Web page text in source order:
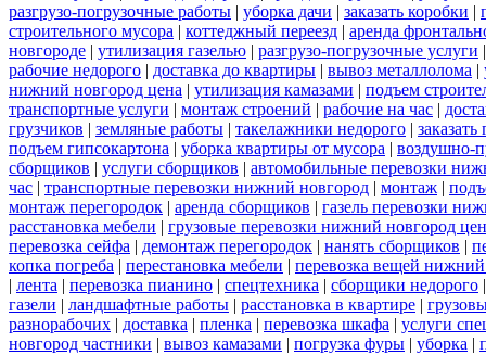
разгрузо-погрузочные работы | уборка дачи | заказать коробки |
строительного мусора | коттеджный переезд | аренда
новгороде | утилизация газелью | разгрузо-погрузочные услуги
рабочие недорого | доставка до квартиры | вывоз металлолома |
нижний новгород цена | утилизация камазами | подъем
транспортные услуги | монтаж строений | рабочие на час |
грузчиков | земляные работы | такелажники недорого |
подъем гипсокартона | уборка квартиры от мусора | воздушно-
сборщиков | услуги сборщиков | автомобильные перевозки
час | транспортные перевозки нижний новгород | монтаж |
монтаж перегородок | аренда сборщиков | газель перевозки
расстановка мебели | грузовые перевозки нижний новгород
перевозка сейфа | демонтаж перегородок | нанять сборщиков |
копка погреба | перестановка мебели | перевозка вещей
| лента | перевозка пианино | спецтехника | сборщики недорого
газели | ландшафтные работы | расстановка в квартире |
разнорабочих | доставка | пленка | перевозка шкафа | услуги
новгород частники | вывоз камазами | погрузка фуры | уборка |